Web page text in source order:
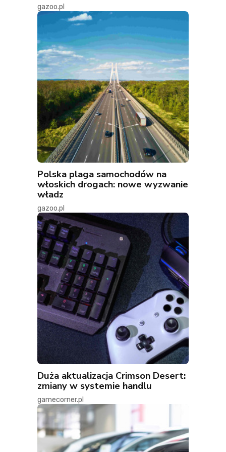
gazoo.pl
Polska plaga samochodów na
włoskich drogach: nowe wyzwanie
władz
gazoo.pl
Duża aktualizacja Crimson Desert:
zmiany w systemie handlu
gamecorner.pl